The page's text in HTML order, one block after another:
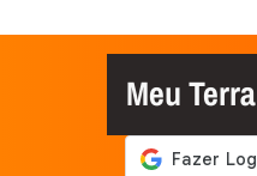
Meu Terra